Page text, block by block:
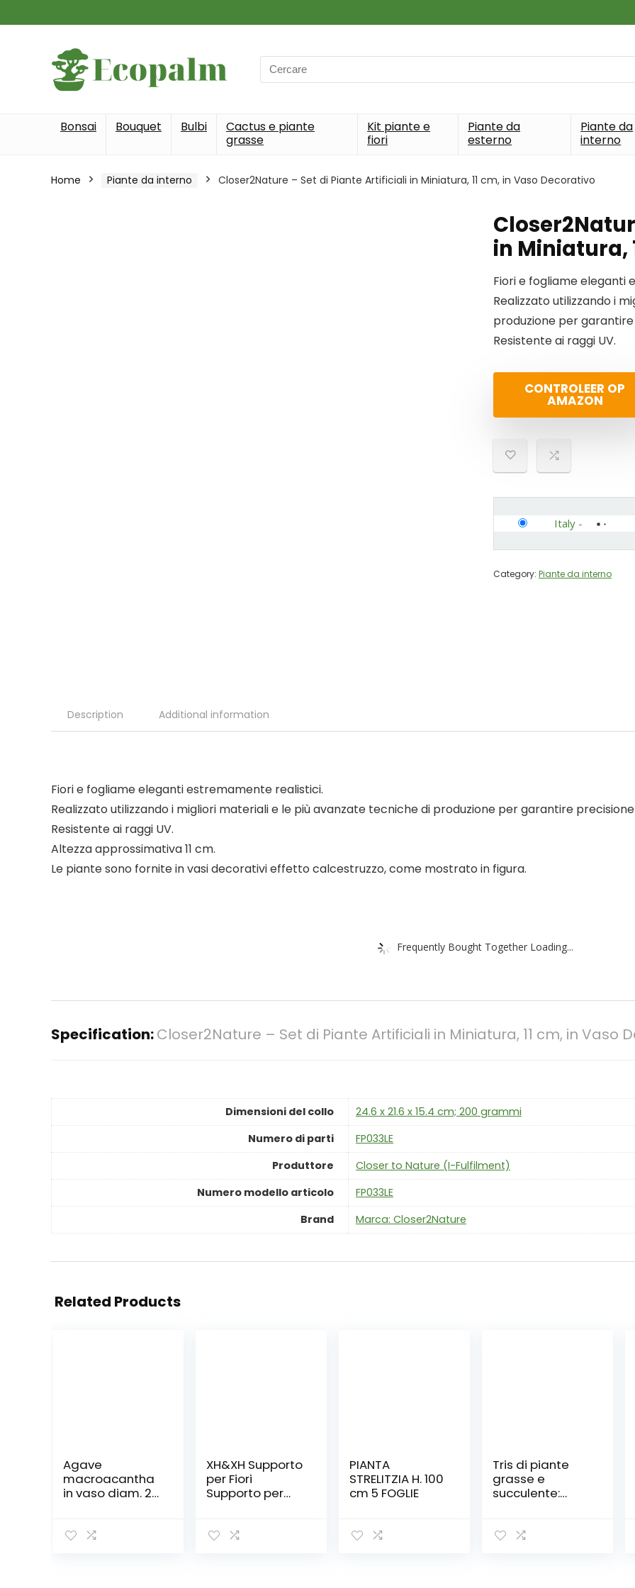
Search
for:
Bonsai Bouquet Bulbi
Cactus e piante
grasse
Kit piante e
fiori
Piante da
esterno
Piante da
interno
Home Piante da interno Closer2Nature – Set di Piante Artificiali in Miniatura, 11 cm, in Vaso Decorativo
in Miniatura,
Fiori e fogliame eleganti
Realizzato utilizzando i
produzione per
Resistente ai raggi UV.
CONTROLEER OP
AMAZON
Italy -
Category: Piante da interno
Description Additional information
Fiori e fogliame eleganti estremamente realistici.
Realizzato utilizzando i migliori materiali e le più avanzate tecniche di produzione per garantire
Resistente ai raggi UV.
Altezza approssimativa 11 cm.
Le piante sono fornite in vasi decorativi effetto calcestruzzo, come mostrato in figura.
Frequently Bought Together Loading...
Specification:Closer2Nature – Set di Piante Artificiali in Miniatura, 11 cm, in Vaso
Dimensioni del collo
‎24.6 x 21.6 x 15.4 cm; 200 grammi
Numero di parti
‎FP033LE
Produttore
‎Closer to Nature (I-Fulfilment)
Numero modello articolo
‎FP033LE
Brand
Marca: Closer2Nature
Related Products
Agave
macroacantha
in vaso diam. 20
XH&XH Supporto
per Fiori
Supporto per
Ferro battuto
PIANTA
STRELITZIA H. 100
cm 5 FOGLIE
Tris di piante
grasse e
succulente:
Opuntia